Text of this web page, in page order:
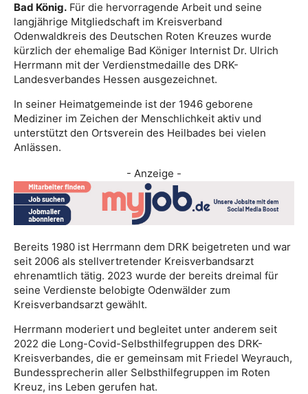
Bad König. Für die hervorragende Arbeit und seine
langjährige Mitgliedschaft im Kreisverband
Odenwaldkreis des Deutschen Roten Kreuzes wurde
kürzlich der ehemalige Bad Königer Internist Dr. Ulrich
Herrmann mit der Verdienstmedaille des DRK-
Landesverbandes Hessen ausgezeichnet.
In seiner Heimatgemeinde ist der 1946 geborene
Mediziner im Zeichen der Menschlichkeit aktiv und
unterstützt den Ortsverein des Heilbades bei vielen
Anlässen.
- Anzeige -
Bereits 1980 ist Herrmann dem DRK beigetreten und war
seit 2006 als stellvertretender Kreisverbandsarzt
ehrenamtlich tätig. 2023 wurde der bereits dreimal für
seine Verdienste belobigte Odenwälder zum
Kreisverbandsarzt gewählt.
Herrmann moderiert und begleitet unter anderem seit
2022 die Long-Covid-Selbsthilfegruppen des DRK-
Kreisverbandes, die er gemeinsam mit Friedel Weyrauch,
Bundessprecherin aller Selbsthilfegruppen im Roten
Kreuz, ins Leben gerufen hat.